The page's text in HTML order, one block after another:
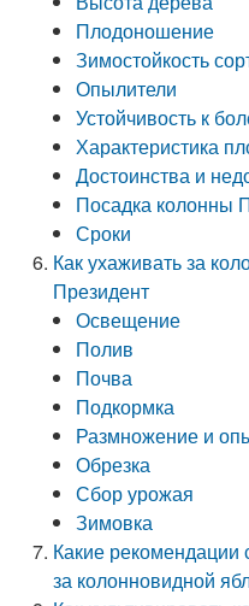
Плодоношение
Зимостойкость
Опылители
Устойчивость к
Характеристика
Достоинства и
Посадка колонны
Сроки
Как ухаживать за
Президент
Освещение
Полив
Почва
Подкормка
Размножение и
Обрезка
Сбор урожая
Зимовка
Какие рекомендации
за колонновидной